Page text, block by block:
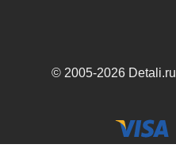
© 2005-2026 Detali.ru